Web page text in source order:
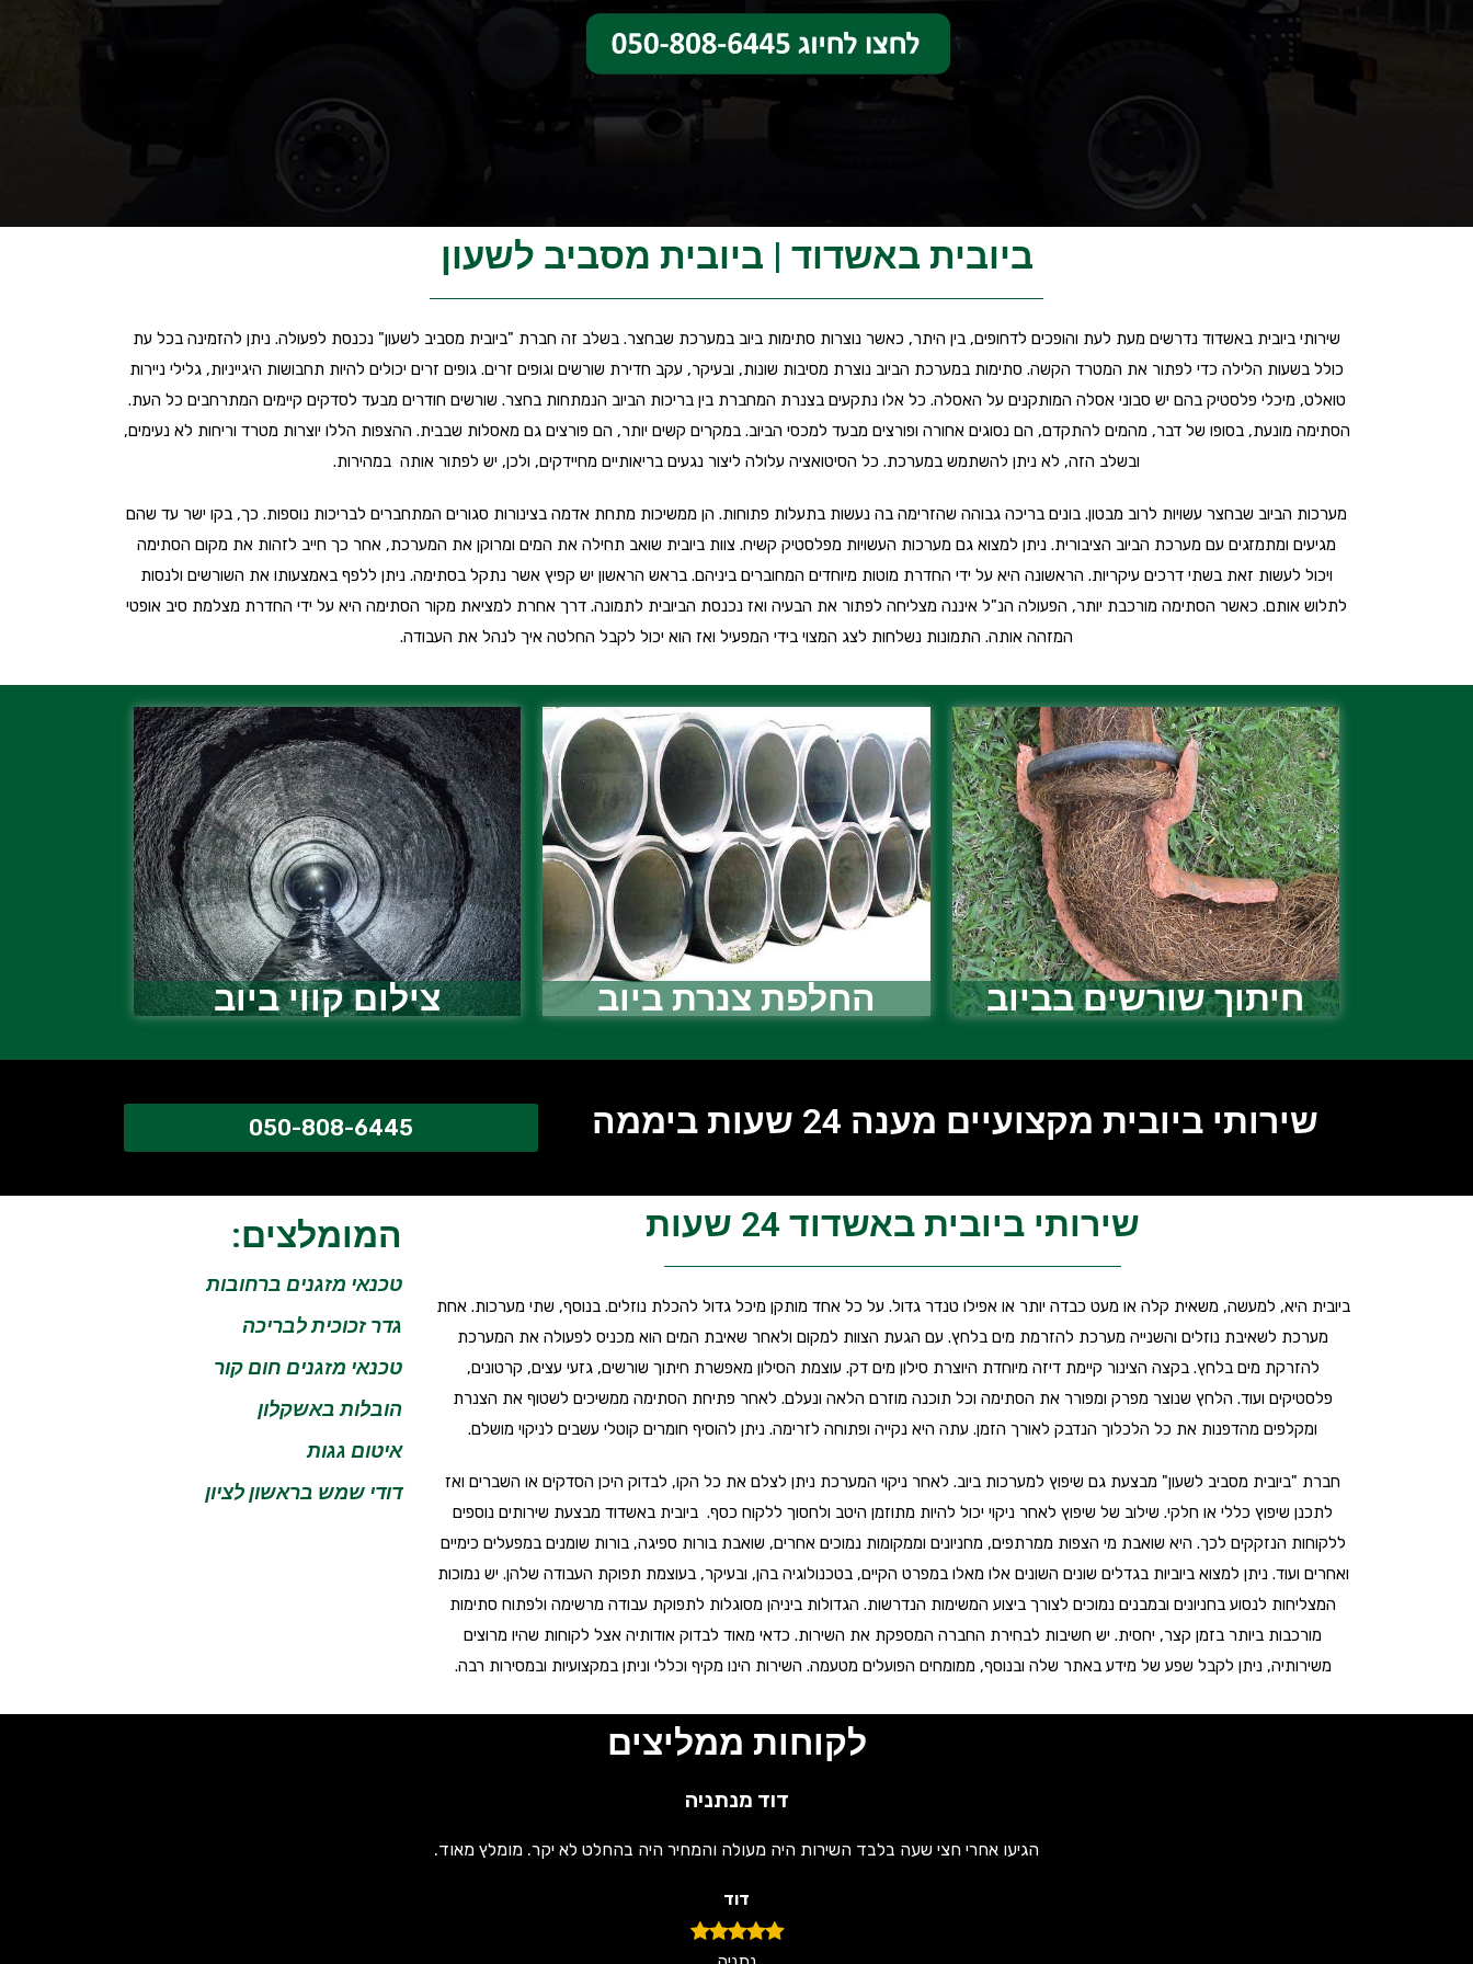
ביובית באשדוד | ביובית מסביב לשעון
שירותי ביובית באשדוד נדרשים מעת לעת והופכים לדחופים, בין היתר, כאשר נוצרות סתימות ביוב במערכת שבחצר. בשלב זה חברת "ביובית מסביב לשעון" נכנסת לפעולה. ניתן להזמינה בכל עת
כולל בשעות הלילה כדי לפתור את המטרד הקשה. סתימות במערכת הביוב נוצרת מסיבות שונות, ובעיקר, עקב חדירת שורשים וגופים זרים. גופים זרים יכולים להיות תחבושות היגייניות, גלילי ניירות
טואלט, מיכלי פלסטיק בהם יש סבוני אסלה המותקנים על האסלה. כל אלו נתקעים בצנרת המחברת בין בריכות הביוב הנמתחות בחצר. שורשים חודרים מבעד לסדקים קיימים המתרחבים כל העת.
הסתימה מונעת, בסופו של דבר, מהמים להתקדם, הם נסוגים אחורה ופורצים מבעד למכסי הביוב. במקרים קשים יותר, הם פורצים גם מאסלות שבבית. ההצפות הללו יוצרות מטרד וריחות לא נעימים,
ובשלב הזה, לא ניתן להשתמש במערכת. כל הסיטואציה עלולה ליצור נגעים בריאותיים מחיידקים, ולכן, יש לפתור אותה במהירות.
מערכות הביוב שבחצר עשויות לרוב מבטון. בונים בריכה גבוהה שהזרימה בה נעשות בתעלות פתוחות. הן ממשיכות מתחת אדמה בצינורות סגורים המתחברים לבריכות נוספות. כך, בקו ישר עד שהם
מגיעים ומתמזגים עם מערכת הביוב הציבורית. ניתן למצוא גם מערכות העשויות מפלסטיק קשיח. צוות ביובית שואב תחילה את המים ומרוקן את המערכת, אחר כך חייב לזהות את מקום הסתימה
ויכול לעשות זאת בשתי דרכים עיקריות. הראשונה היא על ידי החדרת מוטות מיוחדים המחוברים ביניהם. בראש הראשון יש קפיץ אשר נתקל בסתימה. ניתן ללפף באמצעותו את השורשים ולנסות
לתלוש אותם. כאשר הסתימה מורכבת יותר, הפעולה הנ"ל איננה מצליחה לפתור את הבעיה ואז נכנסת הביובית לתמונה. דרך אחרת למציאת מקור הסתימה היא על ידי החדרת מצלמת סיב אופטי
המזהה אותה. התמונות נשלחות לצג המצוי בידי המפעיל ואז הוא יכול לקבל החלטה איך לנהל את העבודה.
חיתוך שורשים בביוב החלפת צנרת ביוב צילום קווי ביוב
שירותי ביובית מקצועיים מענה 24 שעות ביממה 050-808-6445
שירותי ביובית באשדוד 24 שעות
ביובית היא, למעשה, משאית קלה או מעט כבדה יותר או אפילו טנדר גדול. על כל אחד מותקן מיכל גדול להכלת נוזלים. בנוסף, שתי מערכות. אחת
מערכת לשאיבת נוזלים והשנייה מערכת להזרמת מים בלחץ. עם הגעת הצוות למקום ולאחר שאיבת המים הוא מכניס לפעולה את המערכת
להזרקת מים בלחץ. בקצה הצינור קיימת דיזה מיוחדת היוצרת סילון מים דק. עוצמת הסילון מאפשרת חיתוך שורשים, גזעי עצים, קרטונים,
פלסטיקים ועוד. הלחץ שנוצר מפרק ומפורר את הסתימה וכל תוכנה מוזרם הלאה ונעלם. לאחר פתיחת הסתימה ממשיכים לשטוף את הצנרת
ומקלפים מהדפנות את כל הלכלוך הנדבק לאורך הזמן. עתה היא נקייה ופתוחה לזרימה. ניתן להוסיף חומרים קוטלי עשבים לניקוי מושלם.
חברת "ביובית מסביב לשעון" מבצעת גם שיפוץ למערכות ביוב. לאחר ניקוי המערכת ניתן לצלם את כל הקו, לבדוק היכן הסדקים או השברים ואז
לתכנן שיפוץ כללי או חלקי. שילוב של שיפוץ לאחר ניקוי יכול להיות מתוזמן היטב ולחסוך ללקוח כסף. ביובית באשדוד מבצעת שירותים נוספים
ללקוחות הנזקקים לכך. היא שואבת מי הצפות ממרתפים, מחניונים וממקומות נמוכים אחרים, שואבת בורות ספיגה, בורות שומנים במפעלים כימיים
ואחרים ועוד. ניתן למצוא ביוביות בגדלים שונים השונים אלו מאלו במפרט הקיים, בטכנולוגיה בהן, ובעיקר, בעוצמת תפוקת העבודה שלהן. יש נמוכות
המצליחות לנסוע בחניונים ובמבנים נמוכים לצורך ביצוע המשימות הנדרשות. הגדולות ביניהן מסוגלות לתפוקת עבודה מרשימה ולפתוח סתימות
מורכבות ביותר בזמן קצר, יחסית. יש חשיבות לבחירת החברה המספקת את השירות. כדאי מאוד לבדוק אודותיה אצל לקוחות שהיו מרוצים
משירותיה, ניתן לקבל שפע של מידע באתר שלה ובנוסף, ממומחים הפועלים מטעמה. השירות הינו מקיף וכללי וניתן במקצועיות ובמסירות רבה.
המומלצים:
טכנאי מזגנים ברחובות
גדר זכוכית לבריכה
טכנאי מזגנים חום קור
הובלות באשקלון
איטום גגות
דודי שמש בראשון לציון
לקוחות ממליצים
דוד מנתניה
הגיעו אחרי חצי שעה בלבד השירות היה מעולה והמחיר היה בהחלט לא יקר. מומלץ מאוד.
דוד